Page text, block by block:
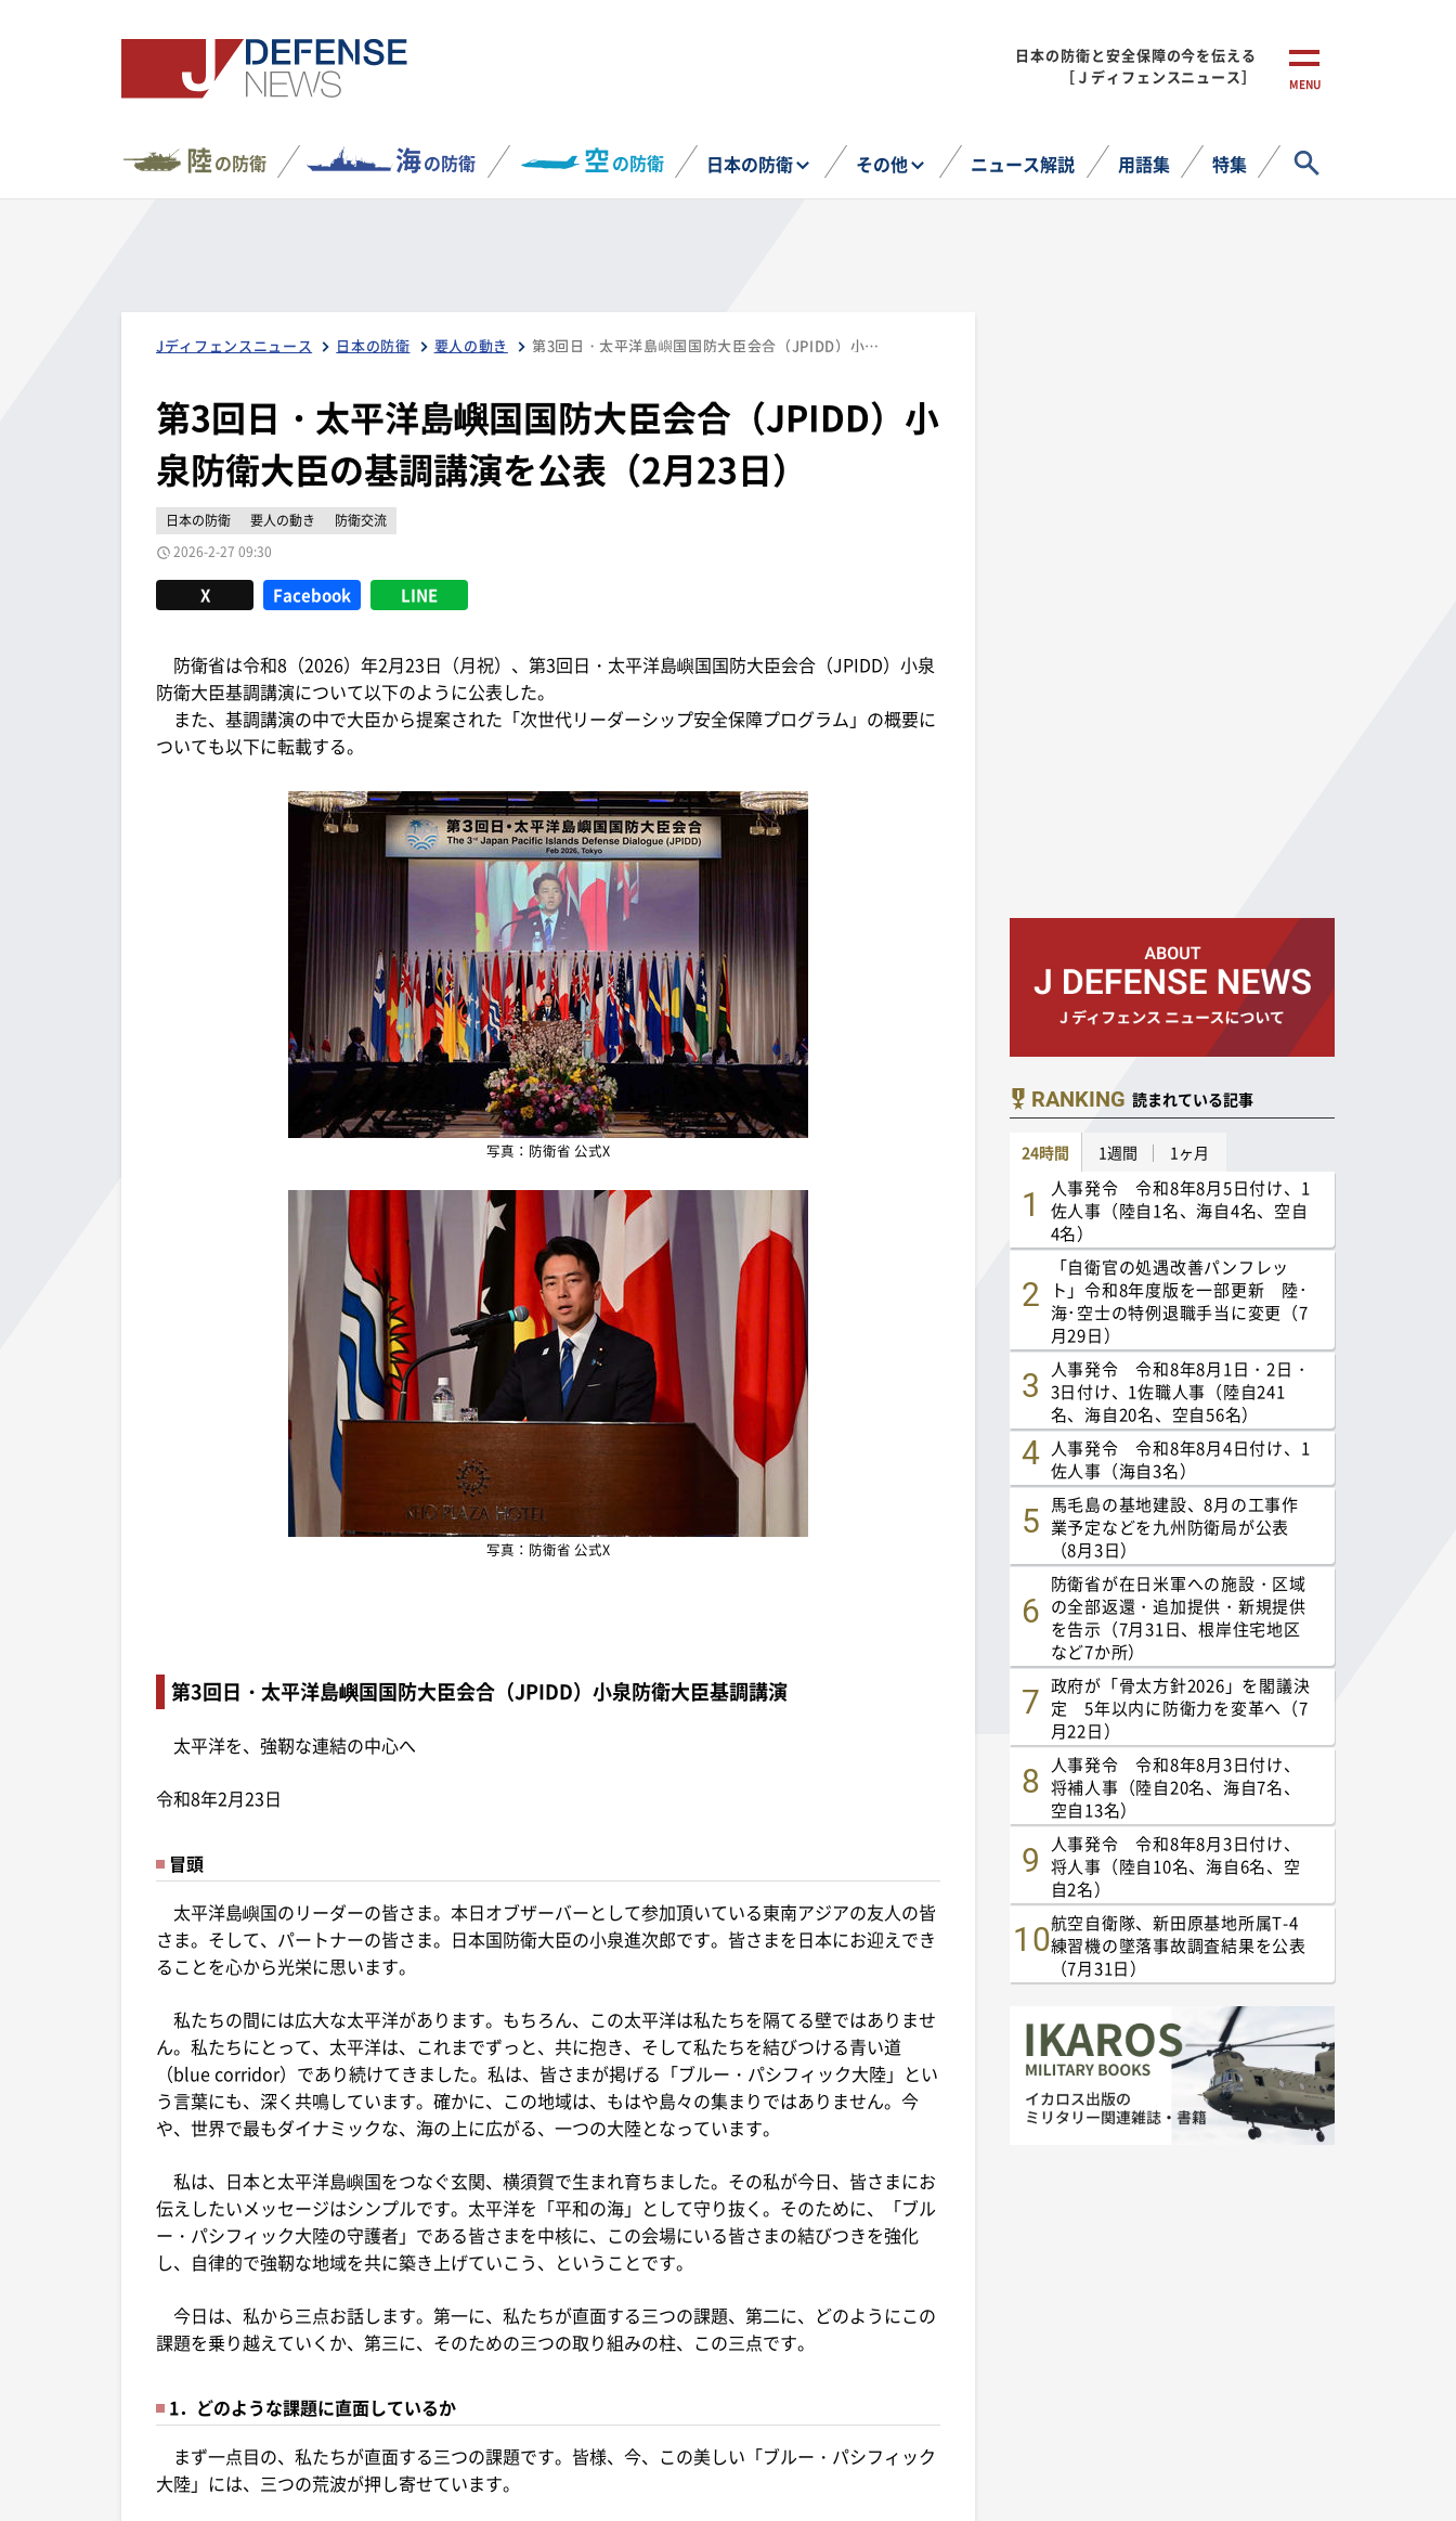
日本の防衛と安全保障の今を伝える
［Ｊディフェンスニュース］
MENU
陸の防衛 海の防衛 空の防衛 日本の防衛 その他 ニュース解説 用語集 特集
Jディフェンスニュース 日本の防衛 要人の動き 第3回日・太平洋島嶼国国防大臣会合（JPIDD）小泉防衛大臣の基調講演を公表（2月23日）
第3回日・太平洋島嶼国国防大臣会合（JPIDD）小
泉防衛大臣の基調講演を公表（2月23日）
日本の防衛 要人の動き
防衛交流
2026-2-27 09:30
X Facebook LINE
防衛省は令和8（2026）年2月23日（月祝）、第3回日・太平洋島嶼国国防大臣会合（JPIDD）小泉
防衛大臣基調講演について以下のように公表した。
また、基調講演の中で大臣から提案された「次世代リーダーシップ安全保障プログラム」の概要に
ついても以下に転載する。
写真：防衛省 公式X
写真：防衛省 公式X
第3回日・太平洋島嶼国国防大臣会合（JPIDD）小泉防衛大臣基調講演
太平洋を、強靭な連結の中心へ
令和8年2月23日
冒頭
太平洋島嶼国のリーダーの皆さま。本日オブザーバーとして参加頂いている東南アジアの友人の皆
さま。そして、パートナーの皆さま。日本国防衛大臣の小泉進次郎です。皆さまを日本にお迎えでき
ることを心から光栄に思います。
私たちの間には広大な太平洋があります。もちろん、この太平洋は私たちを隔てる壁ではありませ
ん。私たちにとって、太平洋は、これまでずっと、共に抱き、そして私たちを結びつける青い道
（blue corridor）であり続けてきました。私は、皆さまが掲げる「ブルー・パシフィック大陸」とい
う言葉にも、深く共鳴しています。確かに、この地域は、もはや島々の集まりではありません。今
や、世界で最もダイナミックな、海の上に広がる、一つの大陸となっています。
私は、日本と太平洋島嶼国をつなぐ玄関、横須賀で生まれ育ちました。その私が今日、皆さまにお
伝えしたいメッセージはシンプルです。太平洋を「平和の海」として守り抜く。そのために、「ブル
ー・パシフィック大陸の守護者」である皆さまを中核に、この会場にいる皆さまの結びつきを強化
し、自律的で強靭な地域を共に築き上げていこう、ということです。
今日は、私から三点お話します。第一に、私たちが直面する三つの課題、第二に、どのようにこの
課題を乗り越えていくか、第三に、そのための三つの取り組みの柱、この三点です。
1．どのような課題に直面しているか
まず一点目の、私たちが直面する三つの課題です。皆様、今、この美しい「ブルー・パシフィック
大陸」には、三つの荒波が押し寄せています。
RANKING 読まれている記事
24時間 1週間 1ヶ月
人事発令 令和8年8月5日付け、1
佐人事（陸自1名、海自4名、空自
4名）
「自衛官の処遇改善パンフレッ
ト」令和8年度版を一部更新 陸･
海･空士の特例退職手当に変更（7
月29日）
人事発令 令和8年8月1日・2日・
3日付け、1佐職人事（陸自241
名、海自20名、空自56名）
人事発令 令和8年8月4日付け、1
佐人事（海自3名）
馬毛島の基地建設、8月の工事作
業予定などを九州防衛局が公表
（8月3日）
防衛省が在日米軍への施設・区域
の全部返還・追加提供・新規提供
を告示（7月31日、根岸住宅地区
など7か所）
政府が「骨太方針2026」を閣議決
定 5年以内に防衛力を変革へ（7
月22日）
人事発令 令和8年8月3日付け、
将補人事（陸自20名、海自7名、
空自13名）
人事発令 令和8年8月3日付け、
将人事（陸自10名、海自6名、空
自2名）
航空自衛隊、新田原基地所属T-4
練習機の墜落事故調査結果を公表
（7月31日）